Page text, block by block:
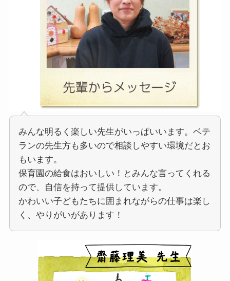
みんな明るく楽しい先生がいっぱいいます。ベテ
ランの先生方も多いので相談しやすい環境だとお
もいます。
保育園の給食はおいしい！とみんな言ってくれる
ので、自信を持って提供しています。
かわいい子どもたちに囲まれながらの仕事は楽し
く、やりがいがあります！